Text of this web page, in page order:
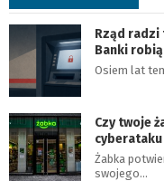
Rząd radzi
Banki
Osiem lat
Czy twoje
cyberataku
Żabka
swojego…